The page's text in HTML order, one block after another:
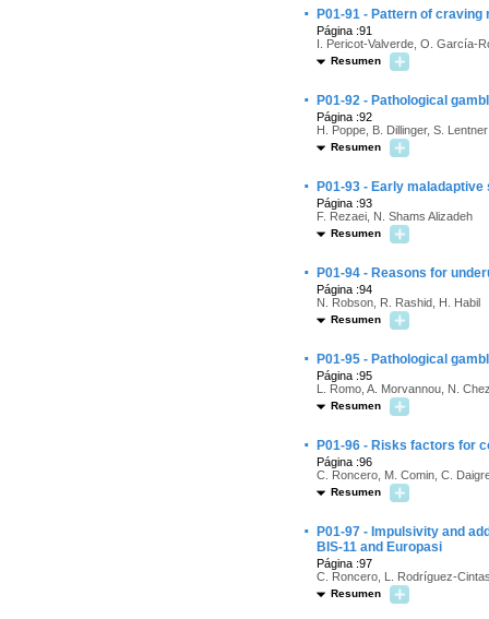
· P01-91 - Pattern of
Página :91
I. Pericot-Valverde, O. García-
Resumen
· P01-92 - Pathological
Página :92
H. Poppe, B. Dillinger, S. Lentner
Resumen
· P01-93 - Early
Página :93
F. Rezaei, N. Shams Alizadeh
Resumen
· P01-94 - Reasons for
Página :94
N. Robson, R. Rashid, H. Habil
Resumen
· P01-95 - Pathological
Página :95
L. Romo, A. Morvannou, N.
Resumen
· P01-96 - Risks factors for
Página :96
C. Roncero, M. Comin, C.
Resumen
·
P01-97 - Impulsivity and
BIS-11 and Europasi
Página :97
C. Roncero, L. Rodríguez-
Resumen